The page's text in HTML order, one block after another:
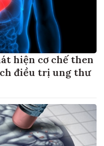
hiện cơ chế then
điều trị ung thư